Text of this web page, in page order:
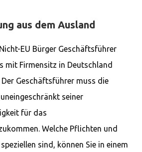
aus dem Ausland
EU Bürger Geschäftsführer
mit Firmensitz in Deutschland
Geschäftsführer muss die
seiner
für das
Welche Pflichten und
sind, können Sie in einem